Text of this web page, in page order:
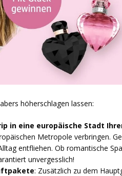
höherschlagen lassen:
in eine europäische Stadt
Metropole verbringen.
entfliehen. Ob romantische
unvergesslich!
: Zusätzlich zu dem